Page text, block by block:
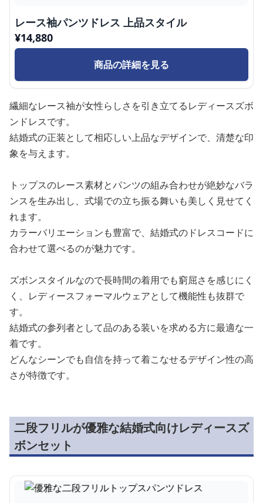
レース袖パンツドレス 上品スタイル
¥14,880
商品の詳細を見る
繊細なレース袖が女性らしさを引き立てるレディースズボ
ンドレスです。
結婚式の正装として相応しい上品なデザインで、清楚な印
象を与えます。
トップスのレース素材とパンツの組み合わせが絶妙なバラ
ンスを生み出し、式場での立ち振る舞いも美しく見せてく
れます。
カラーバリエーションも豊富で、結婚式のドレスコードに
合わせて選べるのが魅力です。
ズボンスタイルなので長時間の着用でも窮屈さを感じにく
く、レディースフォーマルウェアとして機能性も抜群で
す。
結婚式の参列者として品のある装いを求める方に最適な一
着です。
どんなシーンでも自信を持って着こなせるデザイン性の高
さが特徴です。
二段フリルが優雅な結婚式向けレディースズ
ボンセット